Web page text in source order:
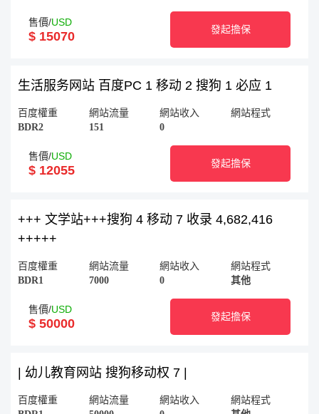
售價/USD
$ 15070 發起擔保
生活服务网站 百度PC 1 移动 2 搜狗 1 必应 1
百度權重
BDR2
網站流量
151
網站收入
0
網站程式
售價/USD
$ 12055 發起擔保
+++ 文学站+++搜狗 4 移动 7 收录 4,682,416
+++++
百度權重
BDR1
網站流量
7000
網站收入
0
網站程式
其他
售價/USD
$ 50000 發起擔保
| 幼儿教育网站 搜狗移动权 7 |
百度權重
網站流量
網站收入
網站程式